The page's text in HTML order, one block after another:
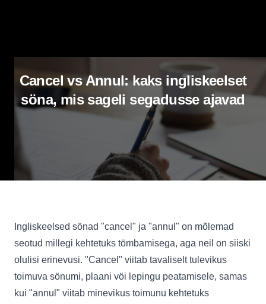
Cancel vs Annul: kaks ingliskeelset
söna, mis sageli segadusse ajavad
Ingliskeelsed sönad "cancel" ja "annul" on mõlemad
seotud millegi kehtetuks tömbamisega, aga neil on siiski
olulisi erinevusi. "Cancel" viitab tavaliselt tulevikus
toimuva sönumi, plaani vöi lepingu peatamisele, samas
kui "annul" viitab minevikus toimunu kehtetuks